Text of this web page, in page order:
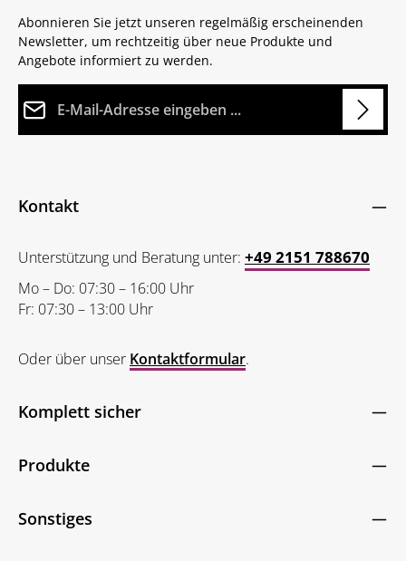
Abonnieren Sie jetzt unseren regelmäßig erscheinenden
Newsletter, um rechtzeitig über neue Produkte und
Angebote informiert zu werden.
genommen und die
einverstanden.
Kontakt
Unterstützung und Beratung unter: +49 2151 788670
Mo – Do: 07:30 – 16:00 Uhr
Fr: 07:30 – 13:00 Uhr
Oder über unser Kontaktformular.
Komplett sicher
Produkte
Sonstiges